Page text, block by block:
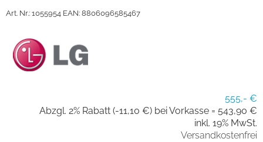
Art. Nr.: 1055954 EAN: 8806096585467
555,- €
Abzgl. 2% Rabatt (-11,10 €) bei Vorkasse = 543,90 €
inkl. 19% MwSt.
Versandkostenfrei